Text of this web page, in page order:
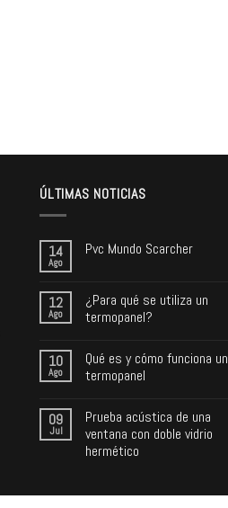
ÚLTIMAS NOTICIAS
14
Ago
Pvc Mundo Scarcher
12
Ago
¿Para qué se utiliza un
termopanel?
10
Ago
Qué es y cómo funciona un
termopanel
09
Jul
Prueba acústica de una
ventana con doble vidrio
hermético